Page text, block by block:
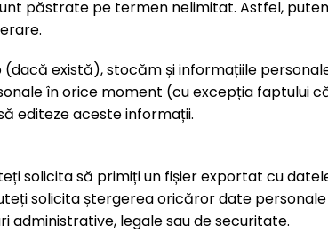
păstrate pe termen nelimitat. Astfel,
există), stocăm și informațiile
în orice moment (cu excepția faptului
editeze aceste informații.
solicita să primiți un fișier exportat cu
solicita ștergerea oricăror date
legale sau de securitate.